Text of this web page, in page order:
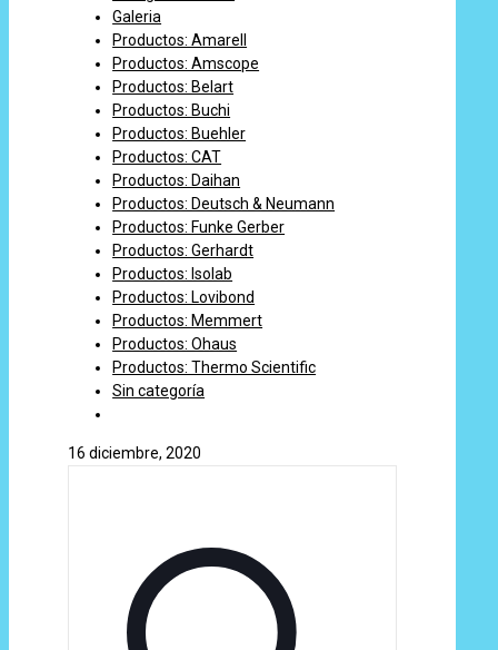
Galeria
Productos: Amarell
Productos: Amscope
Productos: Belart
Productos: Buchi
Productos: Buehler
Productos: CAT
Productos: Daihan
Productos: Deutsch & Neumann
Productos: Funke Gerber
Productos: Gerhardt
Productos: Isolab
Productos: Lovibond
Productos: Memmert
Productos: Ohaus
Productos: Thermo Scientific
Sin categoría
16 diciembre, 2020